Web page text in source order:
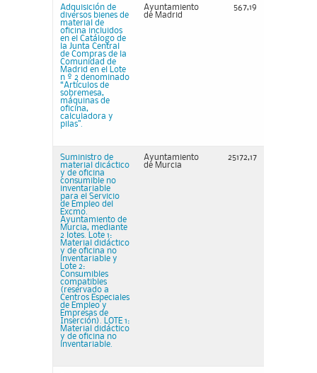
Adquisición de
diversos bienes de
material de
oficina incluidos
en el Catálogo de
la Junta Central
de Compras de la
Comunidad de
Madrid en el Lote
n º 2 denominado
“Artículos de
sobremesa,
máquinas de
oficina,
calculadora y
pilas”.
Ayuntamiento
de Madrid
567,19
Suministro de
material dicáctico
y de oficina
consumible no
inventariable
para el Servicio
de Empleo del
Excmo.
Ayuntamiento de
Murcia, mediante
2 lotes. Lote 1:
Material didáctico
y de oficina no
inventariable y
Lote 2:
Consumibles
compatibles
(reservado a
Centros Especiales
de Empleo y
Empresas de
Inserción). LOTE 1:
Material didáctico
y de oficina no
inventariable.
Ayuntamiento
de Murcia
25172,17